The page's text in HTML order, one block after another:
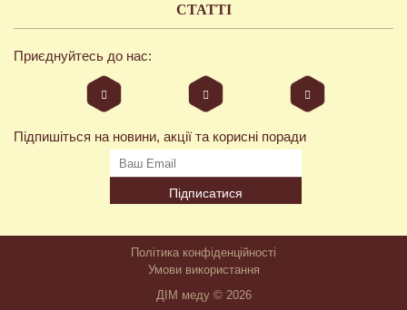
СТАТТІ
Приєднуйтесь до нас:
Підпишіться на новини, акції та корисні поради
Підписатися
Політика конфіденційності
Умови використання
ДІМ меду © 2026